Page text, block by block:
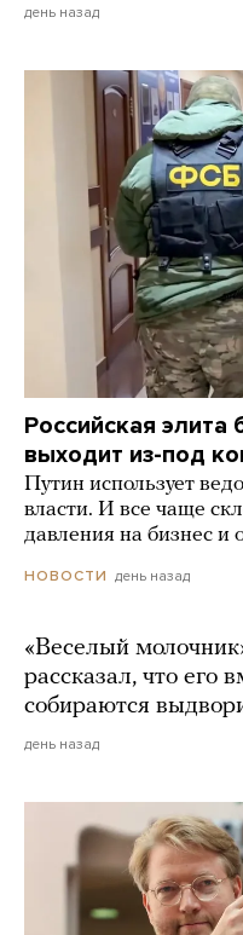
день назад
Российская
выходит из-под
Путин использует
власти. И все чаще
давления на бизнес и
НОВОСТИ день назад
«Веселый
рассказал, что его
собираются
день назад